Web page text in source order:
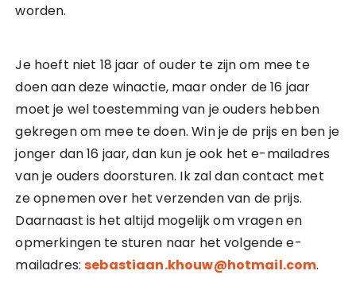
worden.
Je hoeft niet 18 jaar of ouder te zijn om mee te
doen aan deze winactie, maar onder de 16 jaar
moet je wel toestemming van je ouders hebben
gekregen om mee te doen. Win je de prijs en ben je
jonger dan 16 jaar, dan kun je ook het e-mailadres
van je ouders doorsturen. Ik zal dan contact met
ze opnemen over het verzenden van de prijs.
Daarnaast is het altijd mogelijk om vragen en
opmerkingen te sturen naar het volgende e-
mailadres:sebastiaan.khouw@hotmail.com.